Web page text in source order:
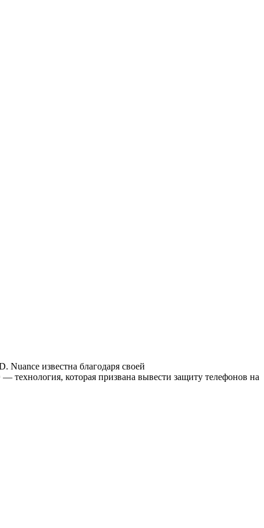
Nuance известна благодаря своей
технология, которая призвана вывести защиту телефонов на